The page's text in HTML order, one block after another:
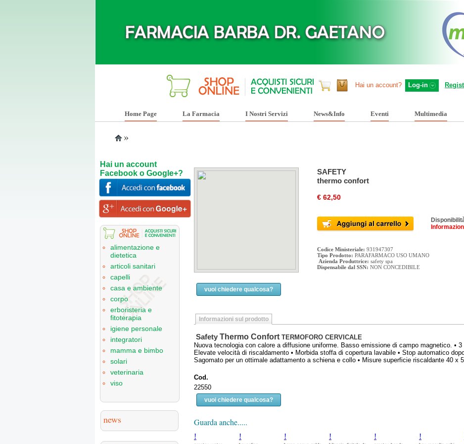
Hai un account
Facebook o Google+?
alimentazione e
dietetica
articoli sanitari
capelli
casa e ambiente
corpo
erboristeria e
fitoterapia
igiene personale
integratori
mamma e bimbo
solari
veterinaria
viso
news
Hai un account? Log-in
Home Page La Farmacia I Nostri Servizi News&Info Eventi Multimedia
»
vuoi chiedere qualcosa?
SAFETY
thermo confort
€ 62,50
Codice Ministeriale: 931947307
Tipo Prodotto: PARAFARMACO USO UMANO
Azienda Produttrice: safety spa
Dispensabile dal SSN: NON CONCEDIBILE
Informazioni sul prodotto
Safety Thermo Confort TERMOFORO CERVICALE
Nuova tecnologia con calore a diffusione uniforme. Basso emissione di campo magnetico. • 3
Elevate velocità di riscaldamento • Morbida stoffa di copertura lavabile • Stop automatico
Sagomato per un ottimale adattamento a schiena e collo • Misure superficie riscaldante 40 x
Cod.
22550
vuoi chiedere qualcosa?
Guarda anche.....
! ! ! ! ! !